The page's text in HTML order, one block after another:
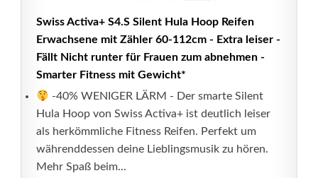
Swiss Activa+ S4.S Silent Hula Hoop Reifen
Erwachsene mit Zähler 60-112cm - Extra leiser -
Fällt Nicht runter für Frauen zum abnehmen -
Smarter Fitness mit Gewicht*
-40% WENIGER LÄRM - Der smarte Silent
Hula Hoop von Swiss Activa+ ist deutlich leiser
als herkömmliche Fitness Reifen. Perfekt um
währenddessen deine Lieblingsmusik zu hören.
Mehr Spaß beim...